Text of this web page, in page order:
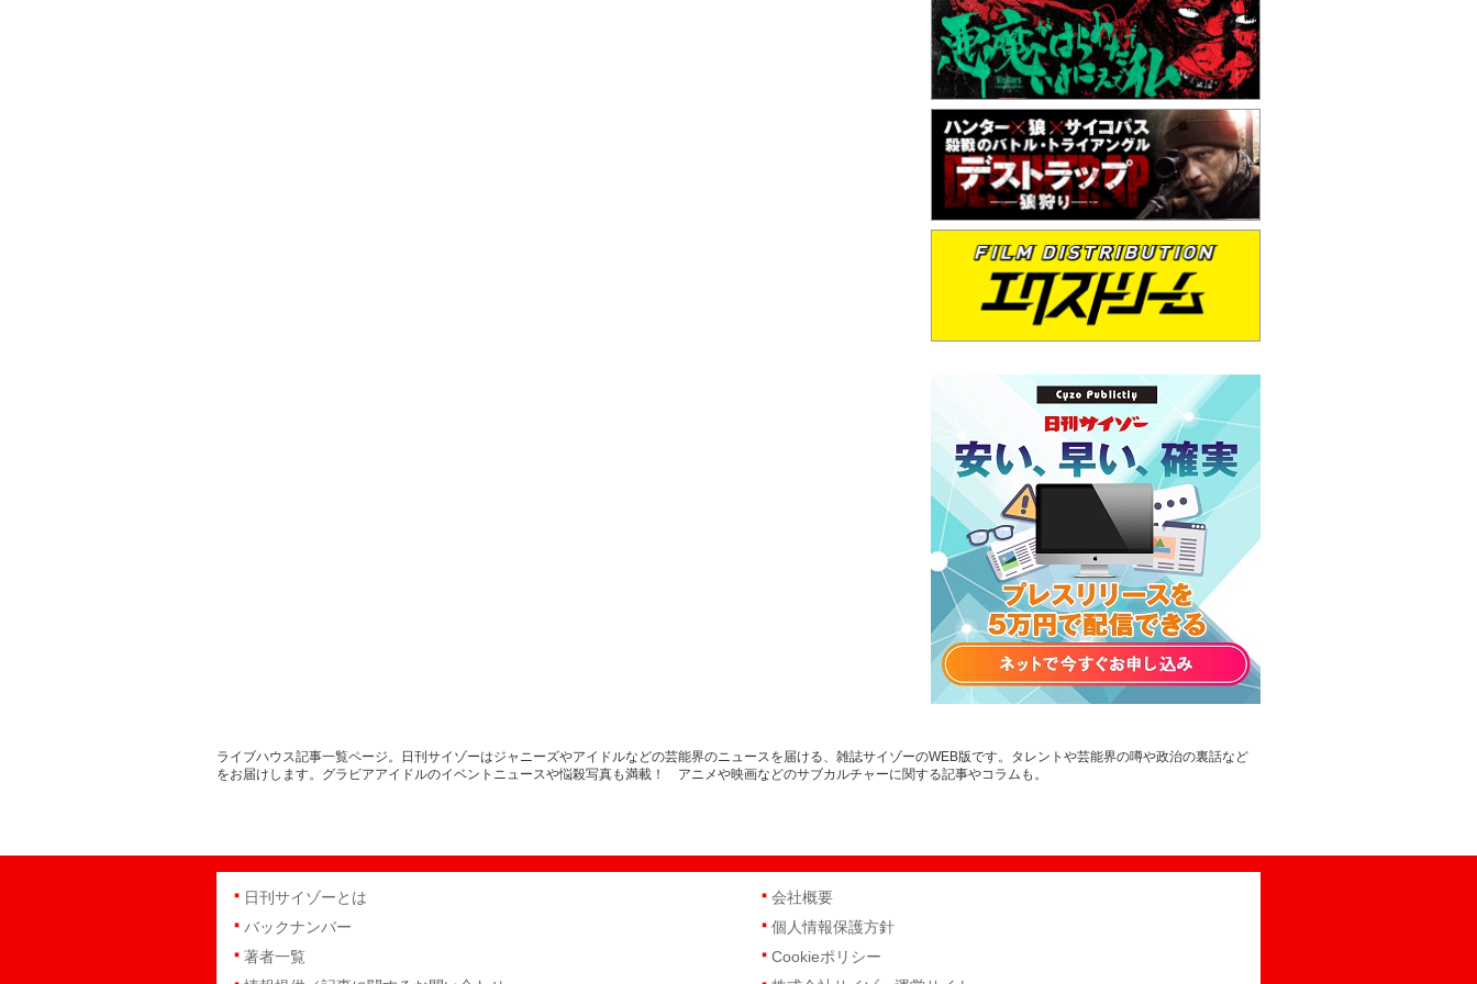
ライブハウス記事一覧ページ。日刊サイゾーはジャニーズやアイドルなどの芸能界のニュースを届ける、雑誌サイゾーのWEB版です。タレントや芸能界の噂や政治の裏話など
をお届けします。グラビアアイドルのイベントニュースや悩殺写真も満載！ アニメや映画などのサブカルチャーに関する記事やコラムも。
日刊サイゾーとは
バックナンバー
著者一覧
会社概要
個人情報保護方針
Cookieポリシー